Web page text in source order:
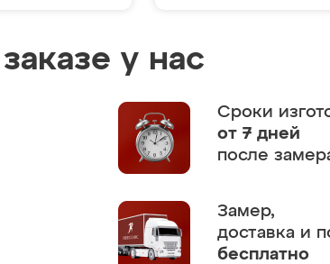
у нас
Сроки
от 7 дней
после
Замер,
доставка и
бесплатно